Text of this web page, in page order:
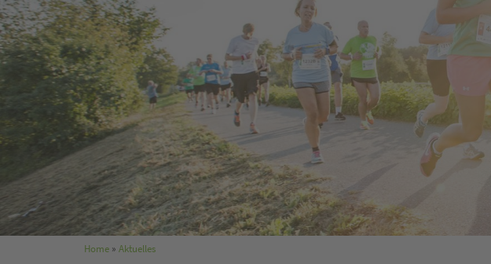
Home » Aktuelles